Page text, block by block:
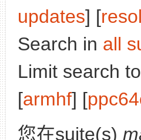
updates] [
Search in all
Limit search
[armhf] [
您在suite(s)